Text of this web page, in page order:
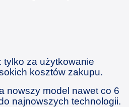
tylko za użytkowanie
kosztów zakupu.
nowszy model nawet co 6
najnowszych technologii.